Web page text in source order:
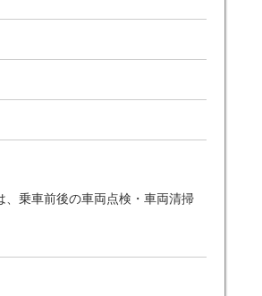
乗車前後の車両点検・車両清掃